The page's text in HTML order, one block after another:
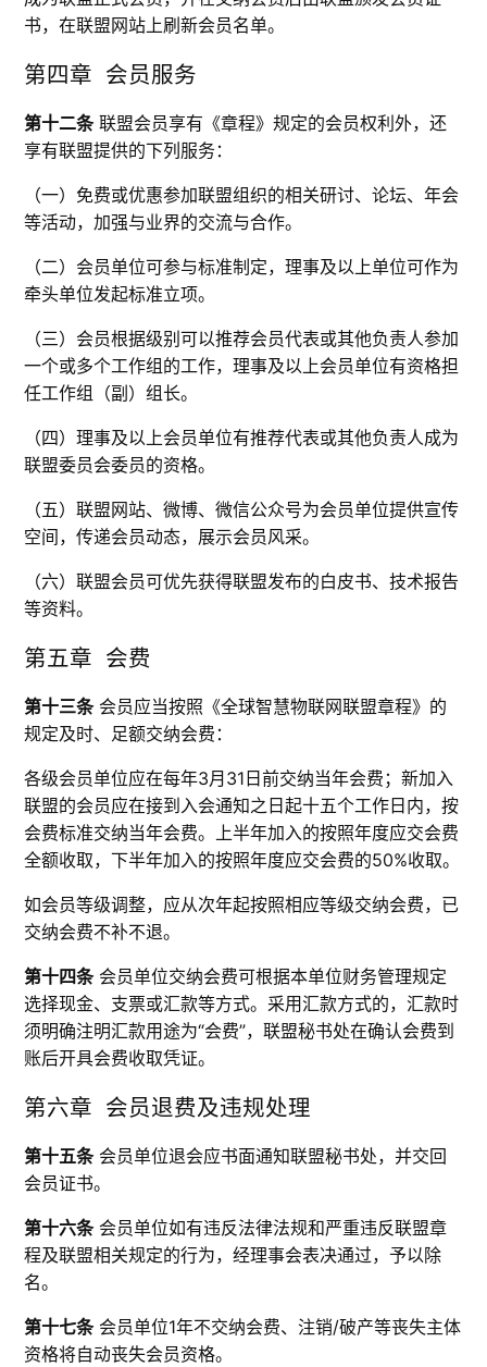
书，在联盟网站上刷新会员名单。
第四章 会员服务
第十二条联盟会员享有《章程》规定的会员权利外，还
享有联盟提供的下列服务：
（一）免费或优惠参加联盟组织的相关研讨、论坛、年会
等活动，加强与业界的交流与合作。
（二）会员单位可参与标准制定，理事及以上单位可作为
牵头单位发起标准立项。
（三）会员根据级别可以推荐会员代表或其他负责人参加
一个或多个工作组的工作，理事及以上会员单位有资格担
任工作组（副）组长。
（四）理事及以上会员单位有推荐代表或其他负责人成为
联盟委员会委员的资格。
（五）联盟网站、微博、微信公众号为会员单位提供宣传
空间，传递会员动态，展示会员风采。
（六）联盟会员可优先获得联盟发布的白皮书、技术报告
等资料。
第五章 会费
第十三条会员应当按照《全球智慧物联网联盟章程》的
规定及时、足额交纳会费：
各级会员单位应在每年3月31日前交纳当年会费；新加入
联盟的会员应在接到入会通知之日起十五个工作日内，按
会费标准交纳当年会费。上半年加入的按照年度应交会费
全额收取，下半年加入的按照年度应交会费的50%收取。
如会员等级调整，应从次年起按照相应等级交纳会费，已
交纳会费不补不退。
第十四条会员单位交纳会费可根据本单位财务管理规定
选择现金、支票或汇款等方式。采用汇款方式的，汇款时
须明确注明汇款用途为“会费”，联盟秘书处在确认会费到
账后开具会费收取凭证。
第六章 会员退费及违规处理
第十五条会员单位退会应书面通知联盟秘书处，并交回
会员证书。
第十六条会员单位如有违反法律法规和严重违反联盟章
程及联盟相关规定的行为，经理事会表决通过，予以除
名。
第十七条会员单位1年不交纳会费、注销/破产等丧失主体
资格将自动丧失会员资格。